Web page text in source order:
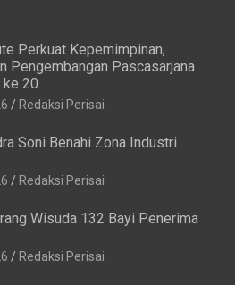
Perkuat Kepemimpinan,
Pengembangan Pascasarjana
20
Redaksi Perisai
Soni Benahi Zona Industri
Redaksi Perisai
Wisuda 132 Bayi Penerima
Redaksi Perisai